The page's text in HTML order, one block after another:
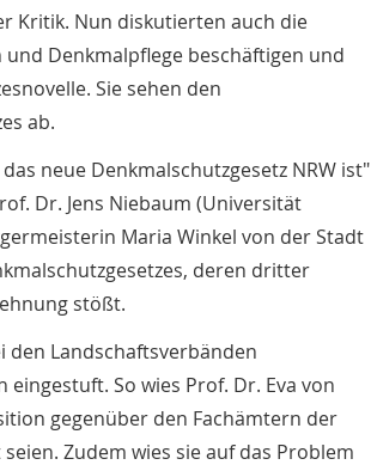
Kritik. Nun diskutierten auch die
Denkmalpflege beschäftigen und
Sie sehen den
ab.
neue Denkmalschutzgesetz NRW ist"
Dr. Jens Niebaum (Universität
Maria Winkel von der Stadt
deren dritter
stößt.
den Landschaftsverbänden
So wies Prof. Dr. Eva von
gegenüber den Fachämtern der
Zudem wies sie auf das Problem